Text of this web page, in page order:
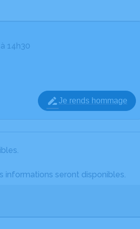
14h30
Je rends hommage
informations seront disponibles.